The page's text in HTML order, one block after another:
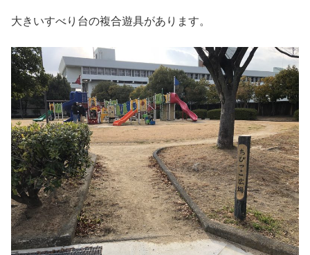
大きいすべり台の複合遊具があります。